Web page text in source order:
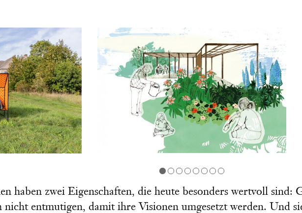
haben zwei Eigenschaften, die heute besonders wertvoll sind:
nicht entmutigen, damit ihre Visionen umgesetzt werden. Und